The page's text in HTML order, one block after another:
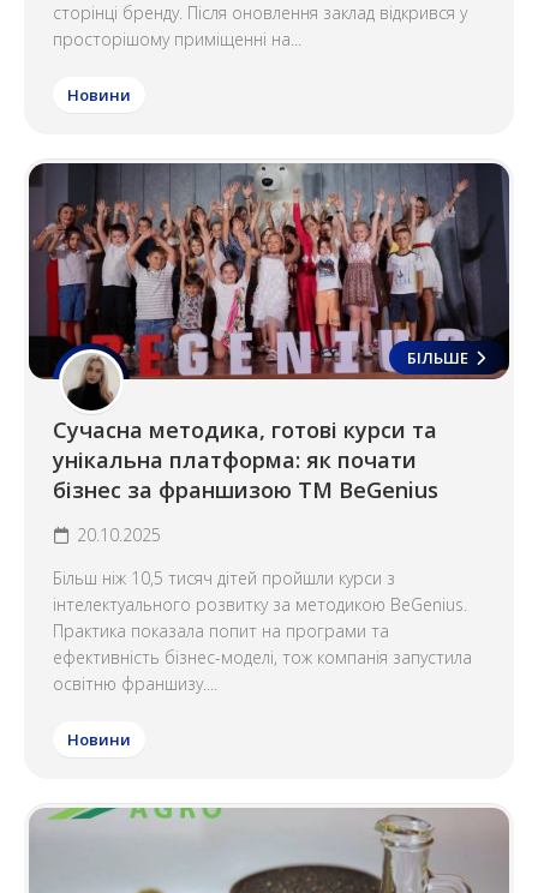
сторінці бренду. Після оновлення заклад відкрився у
просторішому приміщенні на...
Новини
БІЛЬШЕ
Сучасна методика, готові курси та
унікальна платформа: як почати
бізнес за франшизою ТМ BeGenius
20.10.2025
Більш ніж 10,5 тисяч дітей пройшли курси з
інтелектуального розвитку за методикою BeGenius.
Практика показала попит на програми та
ефективність бізнес-моделі, тож компанія запустила
освітню франшизу....
Новини